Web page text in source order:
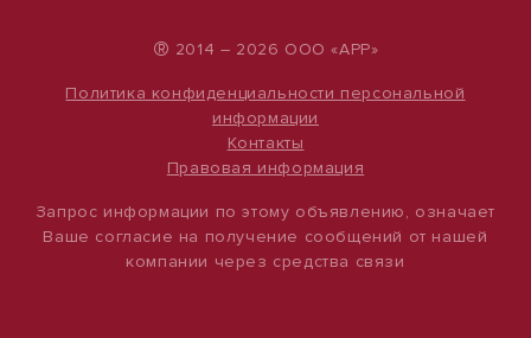
® 2014 – 2026 ООО «АРР»
Политика конфиденциальности персональной
информации
Контакты
Правовая информация
Запрос информации по этому объявлению, означает
Ваше согласие на получение сообщений от нашей
компании через средства связи